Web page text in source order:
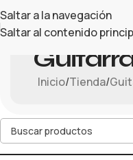
Saltar a la navegación
Saltar al contenido
Inicio/Tienda/